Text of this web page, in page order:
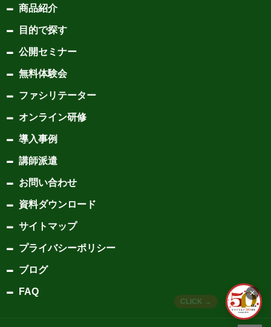
✕
商品紹介
目的で探す
公開セミナー
無料体験会
ファシリテーター
オンライン研修
導入事例
講師派遣
お問い合わせ
資料ダウンロード
サイトマップ
プライバシーポリシー
ブログ
FAQ